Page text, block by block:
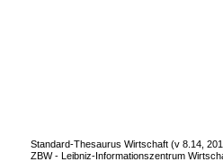
Standard-Thesaurus Wirtschaft (v 8.14
ZBW - Leibniz-Informationszentrum